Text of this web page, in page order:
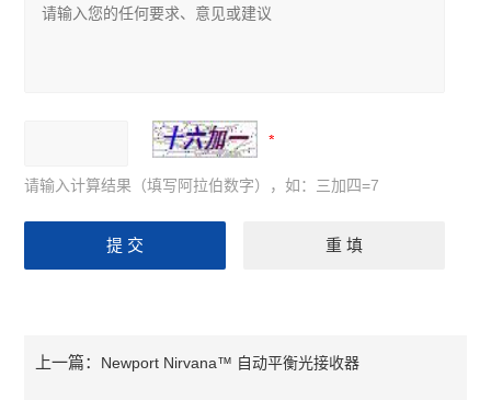
请输入计算结果（填写阿拉伯数字），如：三加四=7
上一篇： Newport Nirvana™ 自动平衡光接收器